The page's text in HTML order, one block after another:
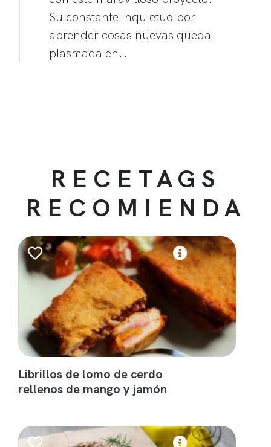
Su constante inquietud por
aprender cosas nuevas queda
plasmada en…
RECETAGS
RECOMIENDA
Librillos de lomo de cerdo
rellenos de mango y jamón